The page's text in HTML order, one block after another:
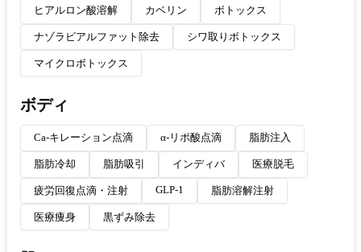
ヒアルロン酸溶解 カベリン ボトックス
ナゾラビアルファット除去 シワ取りボトックス
マイクロボトックス
ボディ
Ca-キレーション点滴 α-リポ酸点滴 脂肪注入
脂肪冷却 脂肪吸引 インディバ 医療脱毛
疲労回復点滴・注射 GLP-1 脂肪溶解注射
医療痩身 黒ずみ除去